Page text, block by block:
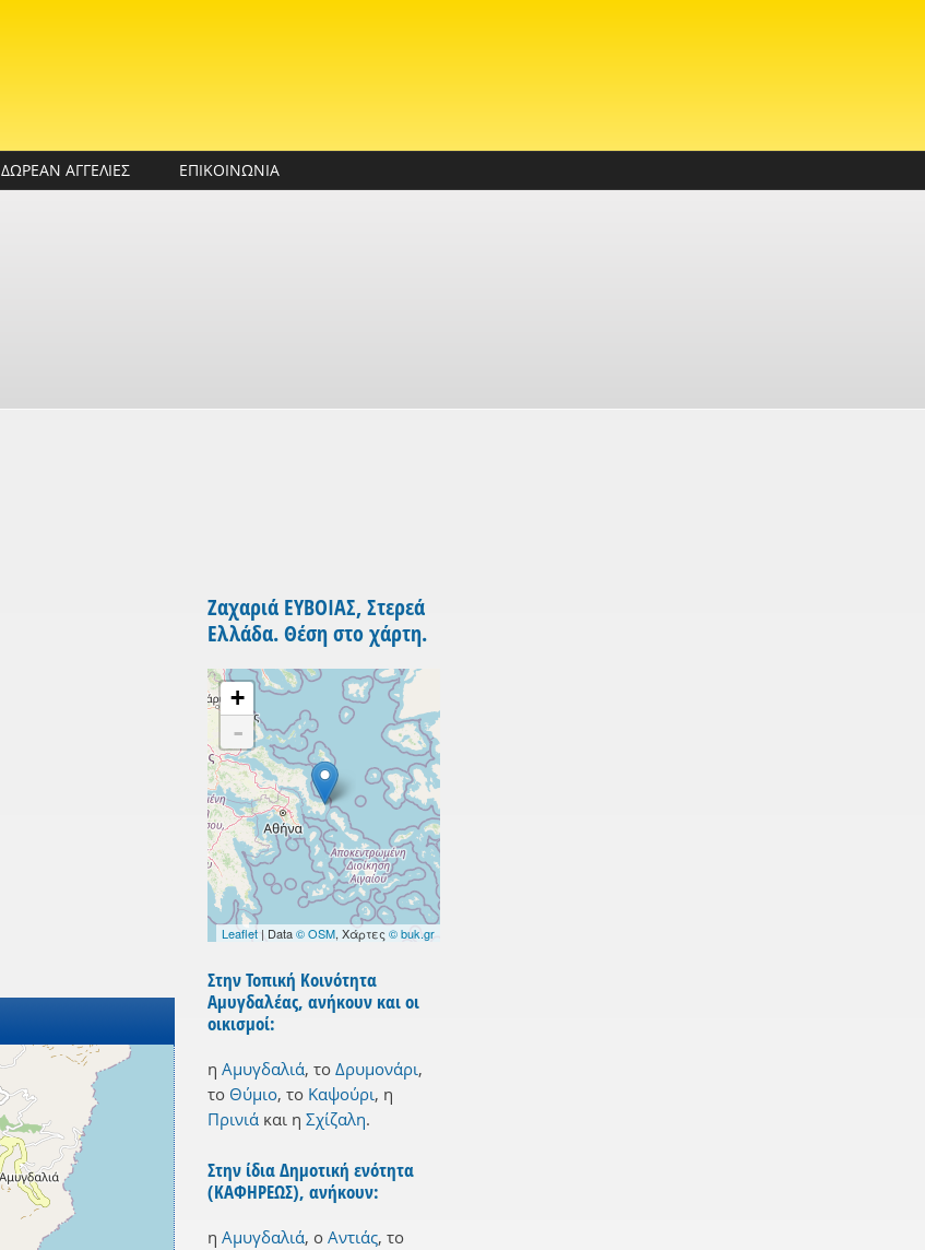
ΔΩΡΕΑΝ ΑΓΓΕΛΙΕΣ ΕΠΙΚΟΙΝΩΝΙΑ
Ζαχαριά ΕΥΒΟΙΑΣ, Στερεά
Ελλάδα. Θέση στο χάρτη.
+
-
Leaflet| Data© OSM, Χάρτες © buk.gr
Στην Τοπική Κοινότητα
Αμυγδαλέας, ανήκουν και οι
οικισμοί:
η Αμυγδαλιά, το Δρυμονάρι,
το Θύμιο, το Καψούρι, η
Πρινιά και η Σχίζαλη.
Στην ίδια Δημοτική ενότητα
(ΚΑΦΗΡΕΩΣ), ανήκουν:
η Αμυγδαλιά, ο Αντιάς, το